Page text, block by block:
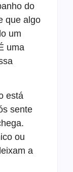
do
que algo
um
uma
está
sente
ou
a